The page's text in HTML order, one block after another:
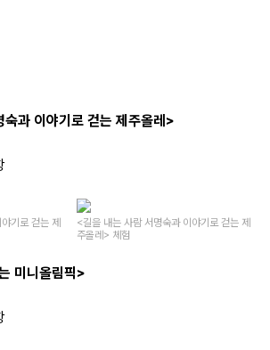
숙과 이야기로 걷는 제주올레>
기로 걷는 제
<길을 내는 사람 서명숙과 이야기로 걷는 제
주올레> 체험
미니올림픽>